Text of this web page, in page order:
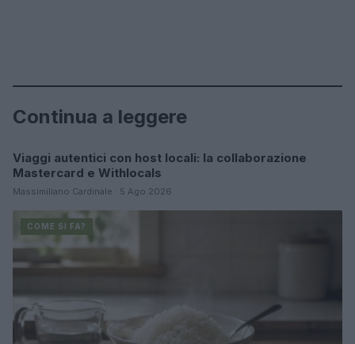
Continua a leggere
COME SI FA?
Viaggi autentici con host locali: la collaborazione
Mastercard e Withlocals
Massimiliano Cardinale · 5 Ago 2026
COME SI FA?